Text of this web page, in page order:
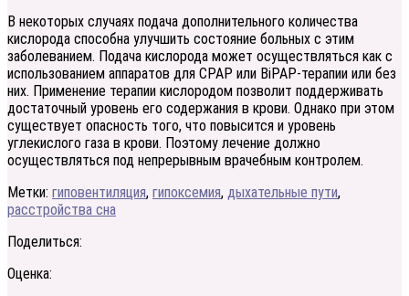
В некоторых случаях подача дополнительного количества
кислорода способна улучшить состояние больных с этим
заболеванием. Подача кислорода может осуществляться как с
использованием аппаратов для СРАР или BiPAP-терапии или без
них. Применение терапии кислородом позволит поддерживать
достаточный уровень его содержания в крови. Однако при этом
существует опасность того, что повысится и уровень
углекислого газа в крови. Поэтому лечение должно
осуществляться под непрерывным врачебным контролем.
Метки: гиповентиляция, гипоксемия, дыхательные пути,
расстройства сна
Поделиться:
Оценка: